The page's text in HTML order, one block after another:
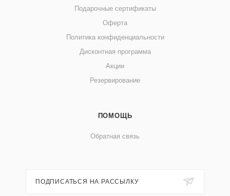
Подарочные сертификаты
Оферта
Политика конфиденциальности
Дисконтная программа
Акции
Резервирование
ПОМОЩЬ
Обратная связь
ПОДПИСАТЬСЯ НА РАССЫЛКУ